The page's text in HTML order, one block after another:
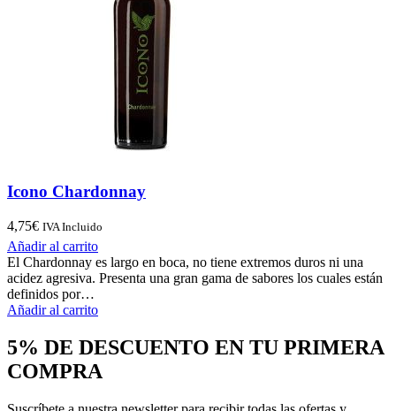
Icono Chardonnay
4,75€ IVA Incluido
Añadir al carrito
El Chardonnay es largo en boca, no tiene extremos duros ni una
acidez agresiva. Presenta una gran gama de sabores los cuales están
definidos por…
Añadir al carrito
5% DE DESCUENTO EN TU PRIMERA
COMPRA